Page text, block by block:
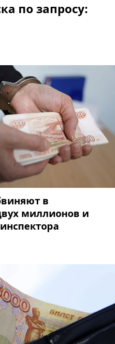
по запросу:
в
миллионов и